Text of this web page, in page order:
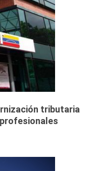
tributaria